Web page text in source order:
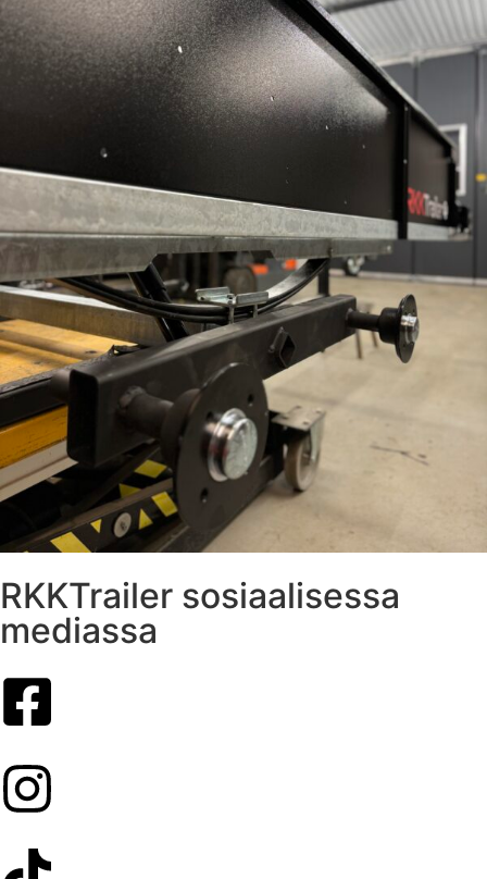
RKKTrailer sosiaalisessa
mediassa